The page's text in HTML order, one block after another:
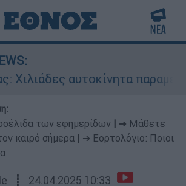
αυτοκίνητα
των εφημερίδων
➔ Μάθετε
καιρό σήμερα
➔ Εορτολόγιο: Ποιοι
┋ 24.04.2025 10:33